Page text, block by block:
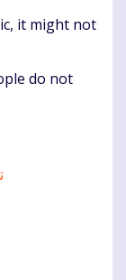
it might not
do not